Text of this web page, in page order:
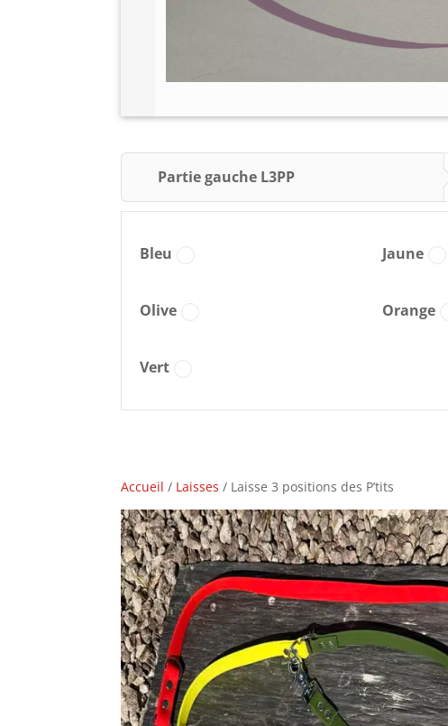
Partie gauche L3PP
Bleu Jaune
Olive Orange
Vert
Accueil / Laisses / Laisse 3 positions des P’tits